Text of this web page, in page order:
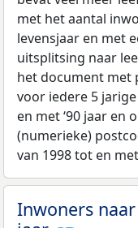
met het aantal
levensjaar en met
uitsplitsing naar
het document met
voor iedere 5
en met ‘90 jaar en
(numerieke)
van 1998 tot en
Inwoners